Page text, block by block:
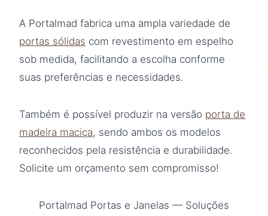
A Portalmad fabrica uma ampla variedade de
portas sólidas com revestimento em espelho
sob medida, facilitando a escolha conforme
suas preferências e necessidades.
Também é possível produzir na versão porta de
madeira maciça, sendo ambos os modelos
reconhecidos pela resistência e durabilidade.
Solicite um orçamento sem compromisso!
Portalmad Portas e Janelas — Soluções